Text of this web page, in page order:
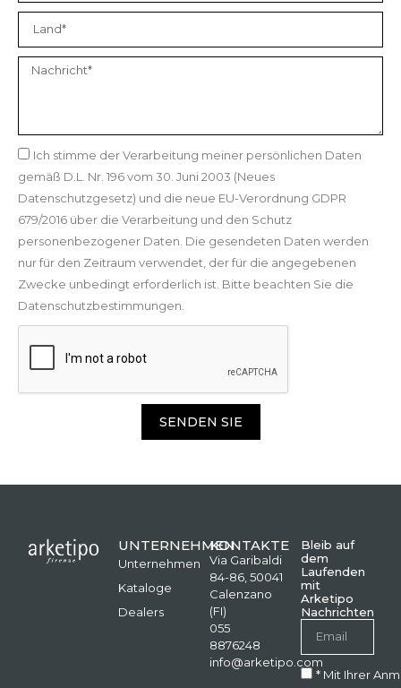
Ich stimme der Verarbeitung meiner persönlichen Daten
gemäß D.L. Nr. 196 vom 30. Juni 2003 (Neues
Datenschutzgesetz) und die neue EU-Verordnung GDPR
679/2016 über die Verarbeitung und den Schutz
personenbezogener Daten. Die gesendeten Daten werden
nur für den Zeitraum verwendet, der für die angegebenen
Zwecke unbedingt erforderlich ist. Bitte beachten Sie die
Datenschutzbestimmungen.
SENDEN SIE
UNTERNEHMEN
Unternehmen
Kataloge
Dealers
KONTAKTE
Via Garibaldi
84-86, 50041
Calenzano
(FI)
055
8876248
info@arketipo.com
Bleib auf
dem
Laufenden
mit
Arketipo
Nachrichten
* Mit Ihrer